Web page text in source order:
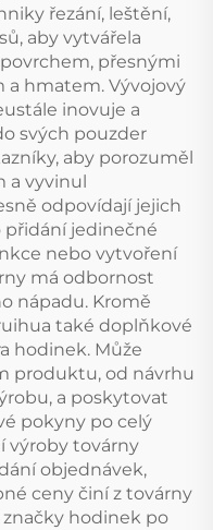
řezání, leštění,
aby vytvářela
přesnými
a hmatem. Vývojový
inovuje a
svých pouzder
aby porozuměl
a vyvinul
odpovídají jejich
přidání jedinečné
nebo vytvoření
má odbornost
nápadu. Kromě
také doplňkové
hodinek. Může
produktu, od návrhu
a poskytovat
pokyny po celý
výroby továrny
objednávek,
ceny činí z továrny
hodinek po